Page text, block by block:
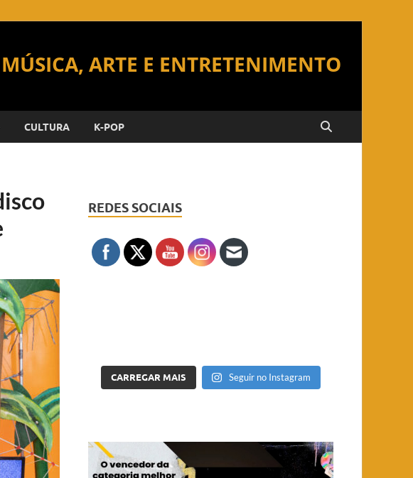
CULTURA K-POP
REDES SOCIAIS
CARREGAR MAIS Seguir no Instagram